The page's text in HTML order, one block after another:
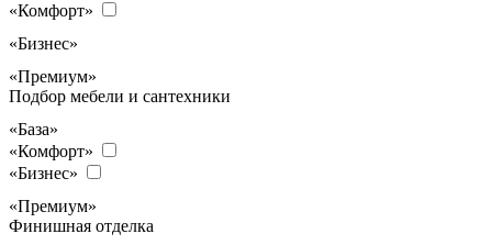
«Комфорт»
«Бизнес»
«Премиум»
Подбор мебели и сантехники
«База»
«Комфорт»
«Бизнес»
«Премиум»
Финишная отделка